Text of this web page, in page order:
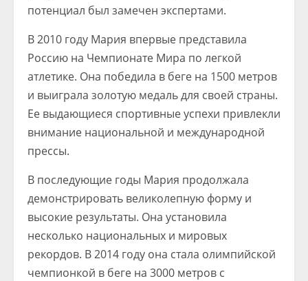
потенциал был замечен экспертами.
В 2010 году Мария впервые представила
Россию на Чемпионате Мира по легкой
атлетике. Она победила в беге на 1500 метров
и выиграла золотую медаль для своей страны.
Ее выдающиеся спортивные успехи привлекли
внимание национальной и международной
прессы.
В последующие годы Мария продолжала
демонстрировать великолепную форму и
высокие результаты. Она установила
несколько национальных и мировых
рекордов. В 2014 году она стала олимпийской
чемпионкой в беге на 3000 метров с